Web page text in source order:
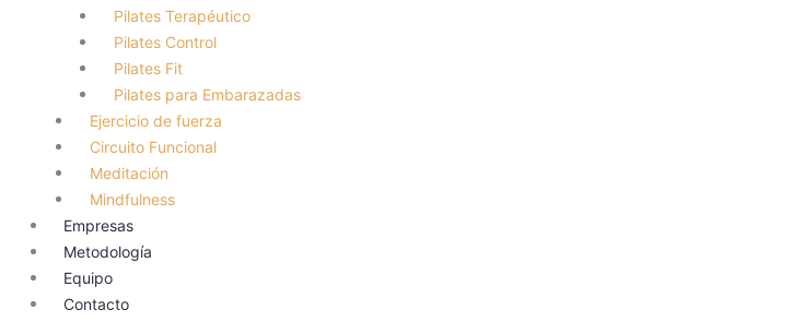
Pilates Terapéutico
Pilates Control
Pilates Fit
Pilates para Embarazadas
Ejercicio de fuerza
Circuito Funcional
Meditación
Mindfulness
Empresas
Metodología
Equipo
Contacto